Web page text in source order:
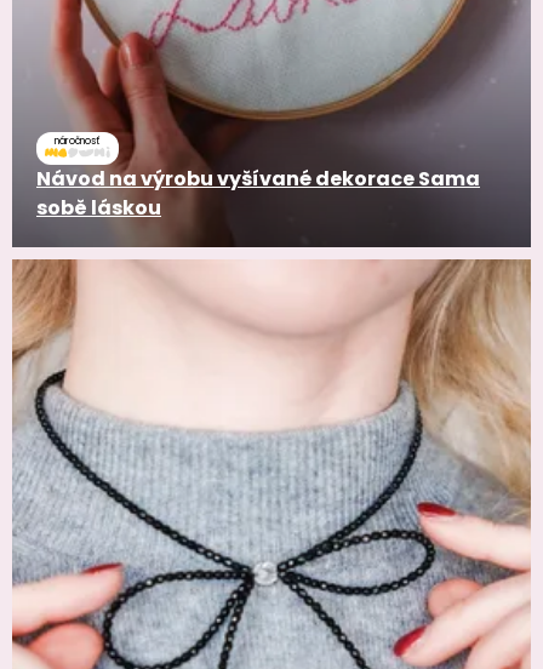
náročnosť
Návod na výrobu vyšívané dekorace Sama
sobě láskou